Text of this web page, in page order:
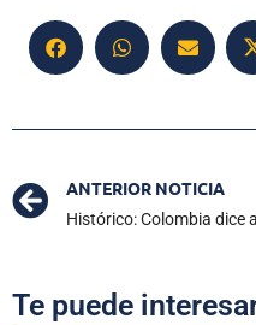
ANTERIOR NOTICIA
Histórico: Colombia dice
Te puede